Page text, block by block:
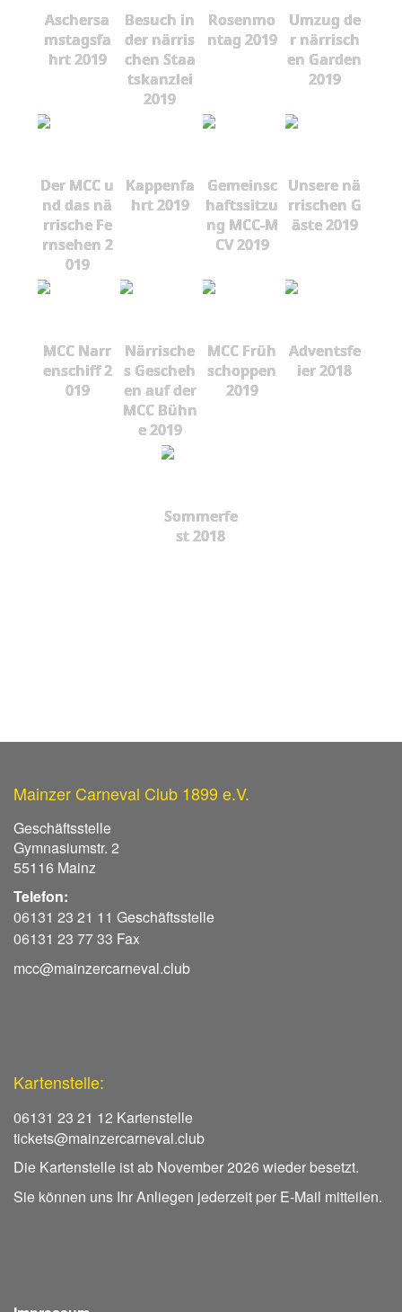
Aschersa
mstagsfa
hrt 2019
Besuch in
der närris
chen Staa
tskanzlei
2019
Rosenmo
ntag 2019
Umzug de
r närrisch
en Garden
2019
Der MCC u
nd das nä
rrische Fe
rnsehen 2
019
Kappenfa
hrt 2019
Gemeinsc
haftssitzu
ng MCC-M
CV 2019
Unsere nä
rrischen G
äste 2019
MCC Narr
enschiff 2
019
Närrische
s Gescheh
en auf der
MCC Bühn
e 2019
MCC Früh
schoppen
2019
Adventsfe
ier 2018
Sommerfe
st 2018
Mainzer Carneval Club 1899 e.V.
Geschäftsstelle
Gymnasiumstr. 2
55116 Mainz
Telefon:
06131 23 21 11 Geschäftsstelle
06131 23 77 33 Fax
mcc@mainzercarneval.club
Kartenstelle:
06131 23 21 12 Kartenstelle
tickets@mainzercarneval.club
Die Kartenstelle ist ab November 2026 wieder besetzt.
Sie können uns Ihr Anliegen jederzeit per E-Mail mitteilen.